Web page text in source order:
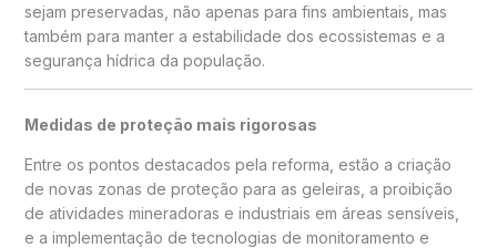
sejam preservadas, não apenas para fins ambientais, mas
também para manter a estabilidade dos ecossistemas e a
segurança hídrica da população.
Medidas de proteção mais rigorosas
Entre os pontos destacados pela reforma, estão a criação
de novas zonas de proteção para as geleiras, a proibição
de atividades mineradoras e industriais em áreas sensíveis,
e a implementação de tecnologias de monitoramento e